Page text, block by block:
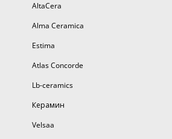
AltaCera
Alma Ceramica
Estima
Atlas Concorde
Lb-ceramics
Керамин
Velsaa